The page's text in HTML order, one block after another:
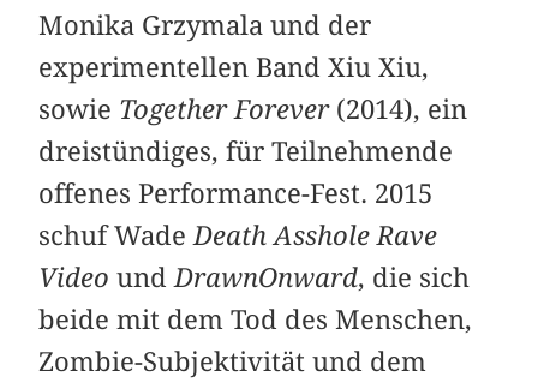
Monika Grzymala und der
experimentellen Band Xiu Xiu,
sowie Together Forever(2014), ein
dreistündiges, für Teilnehmende
offenes Performance-Fest. 2015
schuf Wade Death Asshole Rave
Video und DrawnOnward, die sich
beide mit dem Tod des Menschen,
Zombie-Subjektivität und dem